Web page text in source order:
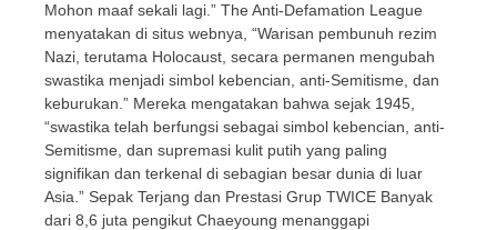
Mohon maaf sekali lagi.” The Anti-Defamation League
menyatakan di situs webnya, “Warisan pembunuh rezim
Nazi, terutama Holocaust, secara permanen mengubah
swastika menjadi simbol kebencian, anti-Semitisme, dan
keburukan.” Mereka mengatakan bahwa sejak 1945,
“swastika telah berfungsi sebagai simbol kebencian, anti-
Semitisme, dan supremasi kulit putih yang paling
signifikan dan terkenal di sebagian besar dunia di luar
Asia.” Sepak Terjang dan Prestasi Grup TWICE Banyak
dari 8,6 juta pengikut Chaeyoung menanggapi